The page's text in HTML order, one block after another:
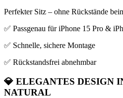
Perfekter Sitz – ohne Rückstände
✅ Passgenau für iPhone 15 Pro &
✅ Schnelle, sichere Montage
✅ Rückstandsfrei abnehmbar
💎 ELEGANTES DESIGN
NATURAL